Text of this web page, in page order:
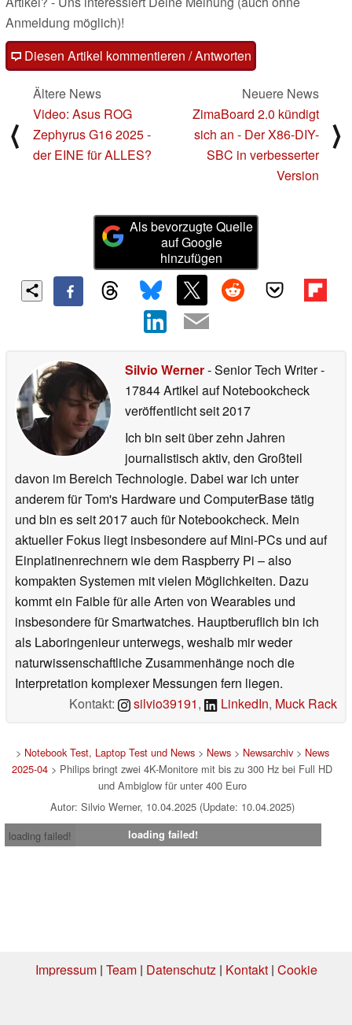
Anmeldung möglich)!
Diesen Artikel kommentieren / Antworten
⟨
Ältere News
Video: Asus ROG
Zephyrus G16 2025 -
der EINE für ALLES?
Neuere News
ZimaBoard 2.0 kündigt
sich an - Der X86-DIY-
SBC in verbesserter
Version
⟩
Als bevorzugte Quelle
auf Google
hinzufügen
Silvio Werner- Senior Tech Writer-
17844 Artikel auf Notebookcheck
veröffentlichtseit 2017
Ich bin seit über zehn Jahren
journalistisch aktiv, den Großteil
davon im Bereich Technologie. Dabei war ich unter
anderem für Tom's Hardware und ComputerBase tätig
und bin es seit 2017 auch für Notebookcheck. Mein
aktueller Fokus liegt insbesondere auf Mini-PCs und auf
Einplatinenrechnern wie dem Raspberry Pi – also
kompakten Systemen mit vielen Möglichkeiten. Dazu
kommt ein Faible für alle Arten von Wearables und
insbesondere für Smartwatches. Hauptberuflich bin ich
als Laboringenieur unterwegs, weshalb mir weder
naturwissenschaftliche Zusammenhänge noch die
Interpretation komplexer Messungen fern liegen.
Kontakt:
silvio39191, LinkedIn, Muck Rack
> Notebook Test, Laptop Test und News> News> Newsarchiv> News
2025-04 > Philips bringt zwei 4K-Monitore mit bis zu 300 Hz bei Full HD
und Ambiglow für unter 400 Euro
Autor: Silvio Werner, 10.04.2025 (Update: 10.04.2025)
loading failed!
loading failed!
Impressum| Team| Datenschutz| Kontakt| Cookie